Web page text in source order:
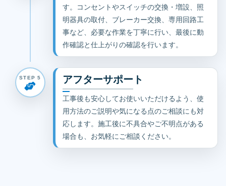
す。コンセントやスイッチの交換・増設、照
明器具の取付、ブレーカー交換、専用回路工
事など、必要な作業を丁寧に行い、最後に動
作確認と仕上がりの確認を行います。
STEP 5 アフターサポート
工事後も安心してお使いいただけるよう、使
用方法のご説明や気になる点のご相談にも対
応します。施工後に不具合やご不明点がある
場合も、お気軽にご相談ください。